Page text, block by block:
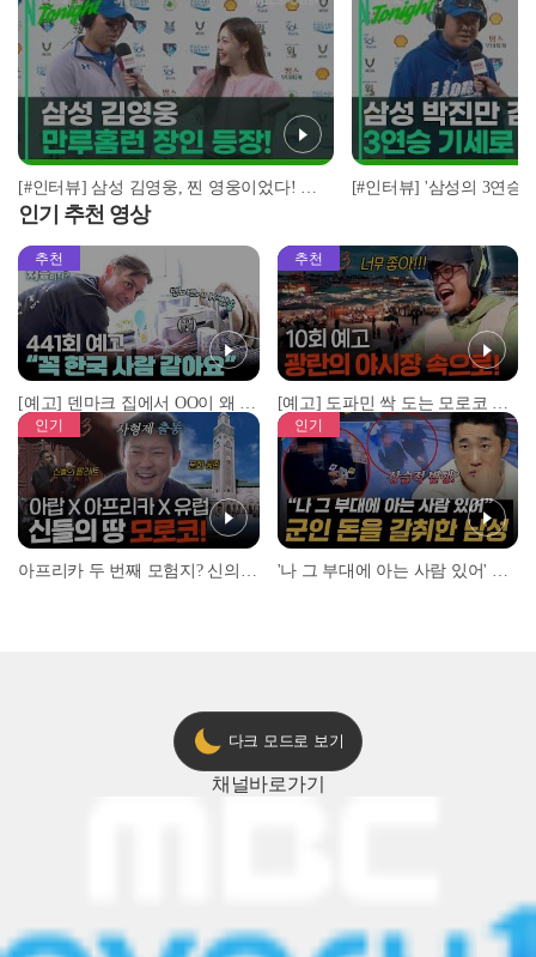
[#인터뷰] 삼성 김영웅, 찐 영웅이었다! 통산 두 번째 만루홈런 폭발 I #베이스볼투나잇 2025.03.25
인기 추천 영상
추천
[예고] 덴마크 집에서 OO이 왜 나와...? 이상할 정도로 한국을 사랑하는 우리 형을 제보합니다!
추천
[예고] 도파민 싹 도는 모로코 야시장 투어!
인기 인기
다크 모드로 보기
채널바로가기